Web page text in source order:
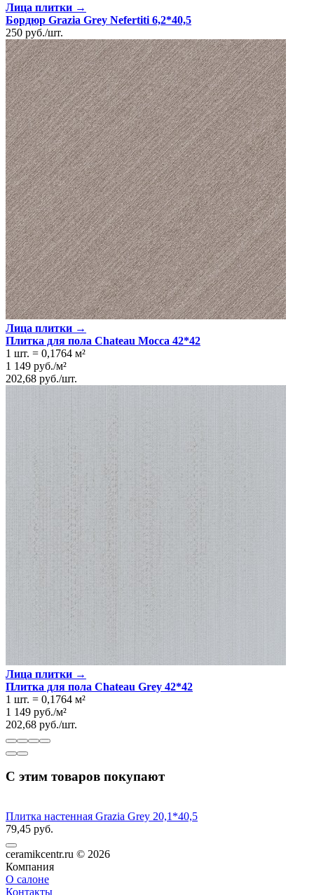
Лица плитки →
Бордюр Grazia Grey Nefertiti 6,2*40,5
250 руб./шт.
Лица плитки →
Плитка для пола Chateau Mocca 42*42
1 шт. = 0,1764 м²
1 149 руб./м²
202,68 руб./шт.
Лица плитки →
Плитка для пола Chateau Grey 42*42
1 шт. = 0,1764 м²
1 149 руб./м²
202,68 руб./шт.
С этим товаров покупают
Плитка настенная Grazia Grey 20,1*40,5
79,45 руб.
ceramikcentr.ru © 2026
Компания
О салоне
Контакты